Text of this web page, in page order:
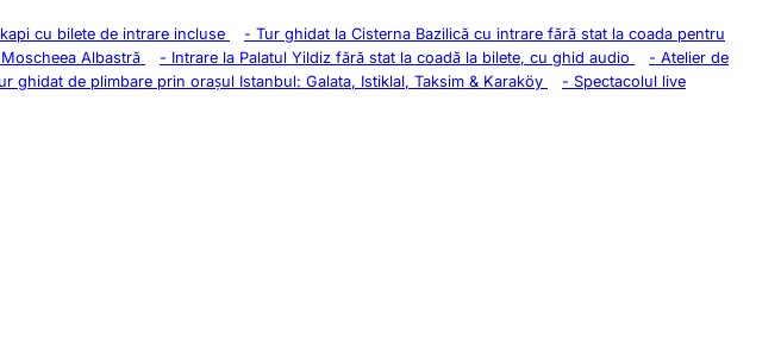
cu bilete de intrare incluse - Tur ghidat la Cisterna Bazilică cu intrare fără stat la coada pentru
Albastră - Intrare la Palatul Yildiz fără stat la coadă la bilete, cu ghid audio - Atelier de
ghidat de plimbare prin orașul Istanbul: Galata, Istiklal, Taksim & Karaköy - Spectacolul live